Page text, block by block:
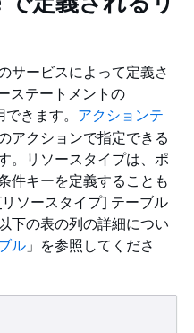
サービスによって定義さ
ステートメントの
きます。 アクションテ
アクションで指定できる
。リソースタイプは、ポ
件キーを定義することも
ソースタイプ] テーブル
下の表の列の詳細につい
ル 」を参照してくださ